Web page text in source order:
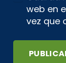
web en
vez que